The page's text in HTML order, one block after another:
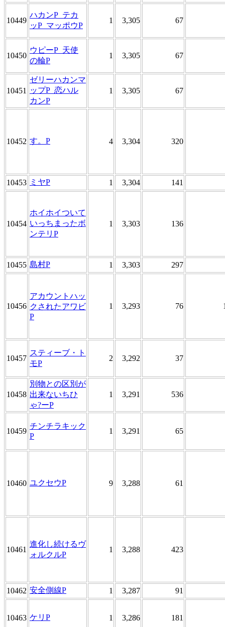
10449
ハカンP_テカ
ッP_マッポウP
1 3,305 67
10450
ウピーP_天使
の輪P
1 3,305 67
10451
ゼリーハカンマ
ップP_恋ハル
カンP
1 3,305 67
10452 す。P 4 3,304 320
10453 ミヤP 1 3,304 141
10454
ホイホイついて
いっちまったボ
ンテリP
1 3,303 136
10455 島村P 1 3,303 297
10456
アカウントハッ
クされたアワビ
P
1 3,293 76
10457
スティーブ・ト
モP
2 3,292 37
10458
別物との区別が
出来ないちひ
ゃ?ーP
1 3,291 536
10459
チンチラキック
P
1 3,291 65
10460 ユクセウP 9 3,288 61
10461
進化し続けるヴ
ォルクルP
1 3,288 423
10462 安全側線P 1 3,287 91
10463 ケリP 1 3,286 181